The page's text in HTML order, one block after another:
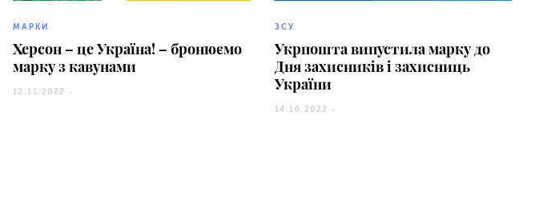
МАРКИ
Херсон – це Україна! – бронюємо
марку з кавунами
12.11.2022 -
ЗСУ
Укрпошта випустила марку до
Дня захисників і захисниць
України
14.10.2022 -